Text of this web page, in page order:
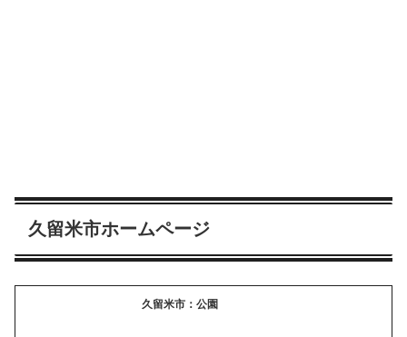
久留米市ホームページ
久留米市：公園